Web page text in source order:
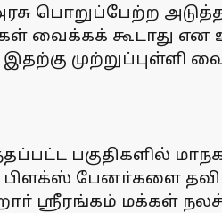
பொறுப்பேற்ற
வைக்கக் கூடாது என
முற்றுப்புள்ளி
பகுதிகளில்
பேனா்களை
ஸ்ரீரங்கம் மக்கள்